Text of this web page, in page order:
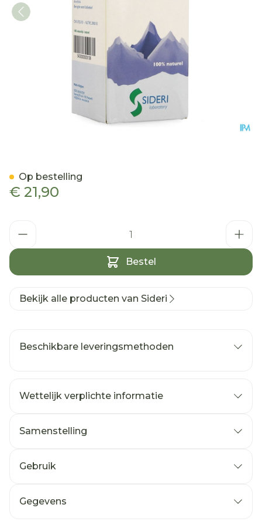
€ 21,90
Bestel
Op bestelling
Bekijk alle producten van Sideri
Beschikbare leveringsmethoden
Wettelijk verplichte informatie
Samenstelling
Gebruik
Gegevens